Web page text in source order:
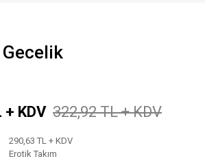
KDV 322,92 TL + KDV
290,63 TL + KDV
Erotik Takım